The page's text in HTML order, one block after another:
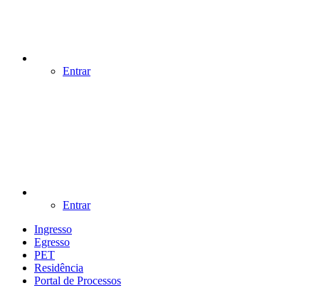
Entrar
Entrar
Ingresso
Egresso
PET
Residência
Portal de Processos